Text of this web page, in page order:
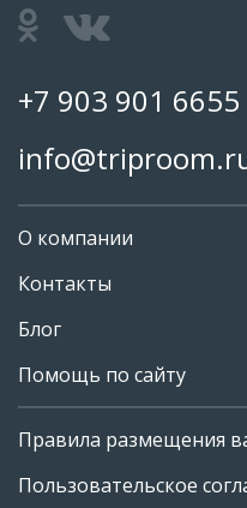
+7 903 901 6655
+7 903 901 6655
О компании
Контакты
Блог
Помощь по сайту
Правила размещения
Пользовательское